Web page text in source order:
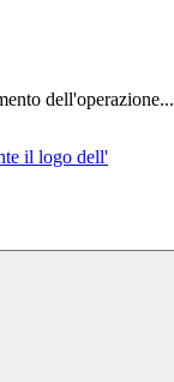
dell'operazione...